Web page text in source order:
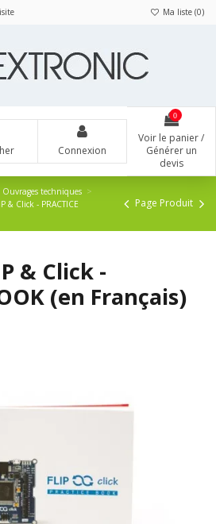
Ma liste (0)
Connexion
0
Voir le panier /
Générer un
devis
Ouvrages techniques
& Click - PRACTICE
Page Produit
& Click -
(en Français)